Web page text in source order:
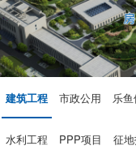
建筑工程 市政公用 乐
水利工程 PPP项目 征